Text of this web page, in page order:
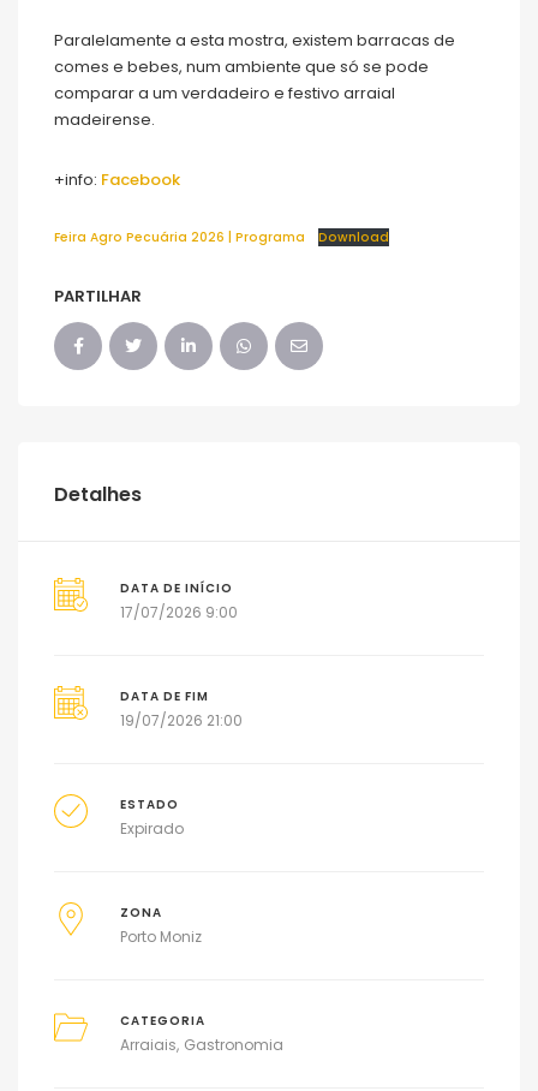
Paralelamente a esta mostra, existem barracas de
comes e bebes, num ambiente que só se pode
comparar a um verdadeiro e festivo arraial
madeirense.
+info: Facebook
Feira Agro Pecuária 2026 | Programa Download
PARTILHAR
Detalhes
DATA DE INÍCIO
17/07/2026 9:00
DATA DE FIM
19/07/2026 21:00
ESTADO
Expirado
ZONA
Porto Moniz
CATEGORIA
Arraiais Gastronomia